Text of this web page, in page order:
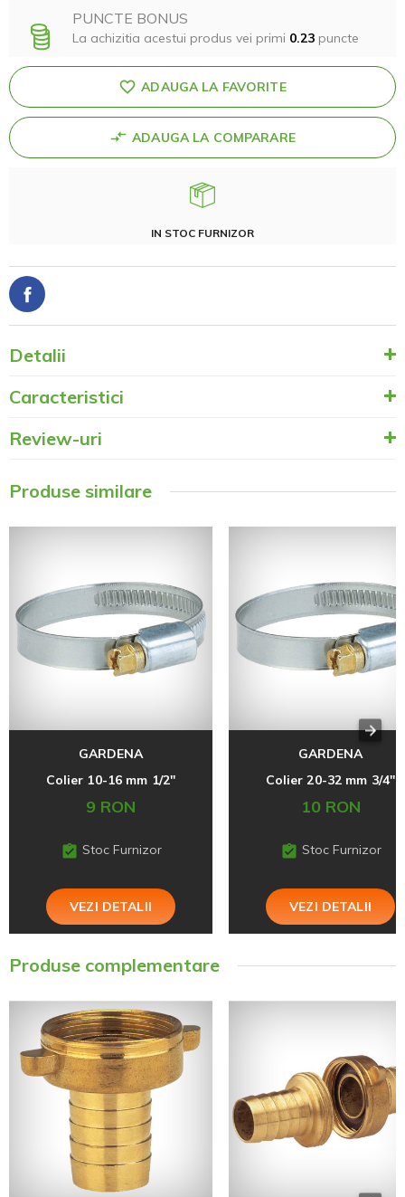
PUNCTE BONUS
La achizitia acestui produs vei primi 0.23 puncte
ADAUGA LA FAVORITE
ADAUGA LA COMPARARE
IN STOC FURNIZOR
Detalii
Caracteristici
Review-uri
Produse similare
GARDENA
Colier 10-16 mm 1/2''
9 RON
Stoc Furnizor
VEZI DETALII
GARDENA
Colier 20-32 mm 3/4''
10 RON
Stoc Furnizor
VEZI DETALII
Produse complementare